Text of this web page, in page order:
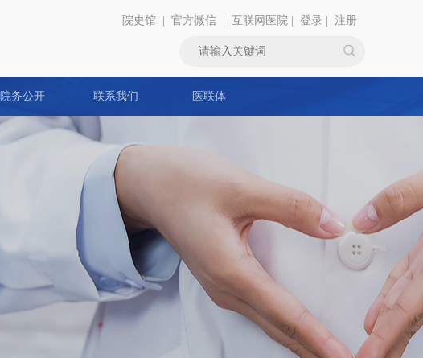
院史馆 官方微信 互联网医院 登录 注册
院务公开 联系我们 医联体